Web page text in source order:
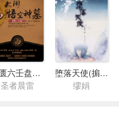
金匮六壬盘2：大闹悟空神墓
圣者晨雷
堕落天使(掮客)
缪娟